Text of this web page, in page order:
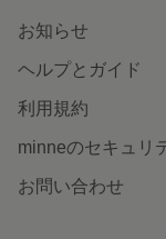
お知らせ
ヘルプとガイド
利用規約
minneのセキュリ
お問い合わせ